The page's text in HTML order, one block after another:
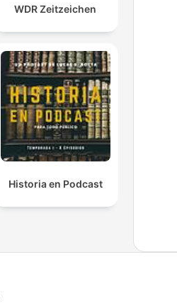
WDR Zeitzeichen
Historia en Podcast